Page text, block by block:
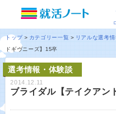
トップ カテゴリー一覧 リアルな選考
ドギヴニーズ】15卒
選考情報・体験談
2014.12.11
ブライダル【テイクアン